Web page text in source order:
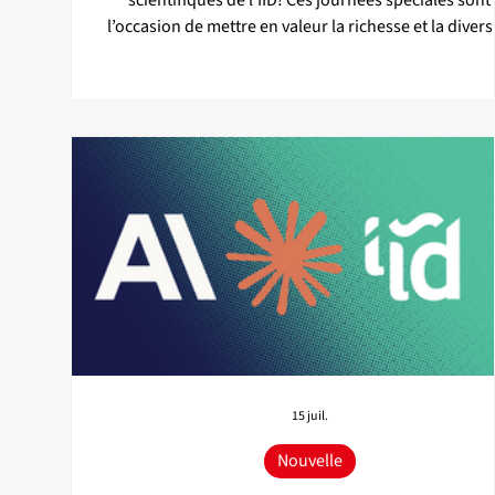
l’occasion de mettre en valeur la richesse et la
IA. 18 novembre - Présentations scientifiques, séance
d'affiches et réseautage Conférencier·ères* Kevin
Layton-Brown (conférencier principal) - direct
Nouvelle
15 juil.